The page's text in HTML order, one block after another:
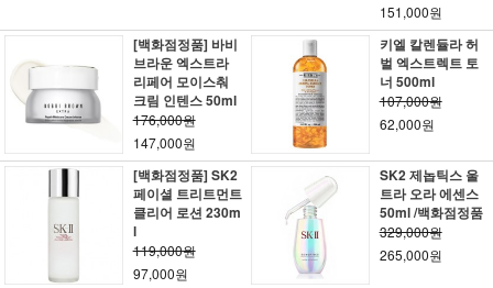
151,000원
[백화점정품] 바비
브라운 엑스트라
리페어 모이스춰
크림 인텐스 50ml
176,000원
147,000원
키엘 칼렌듈라 허
벌 엑스트렉트 토
너 500ml
107,000원
62,000원
[백화점정품] SK2
페이셜 트리트먼트
클리어 로션 230m
l
119,000원
97,000원
SK2 제놉틱스 울
트라 오라 에센스
50ml /백화점정품
329,000원
265,000원